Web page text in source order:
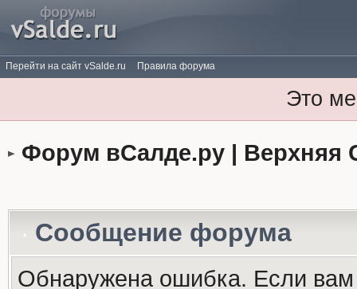
Перейти на сайт vSalde.ru Правила форума
Это
Форум вСалде.ру | Верхняя
Сообщение форума
Обнаружена ошибка. Если